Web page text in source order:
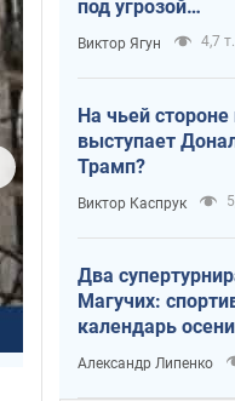
под угрозой
критическая
логистика
Виктор Ягун 4,7 т.
На чьей стороне
выступает
Трамп?
Виктор Каспрук
Два
Магучих:
календарь
Александр Липенко